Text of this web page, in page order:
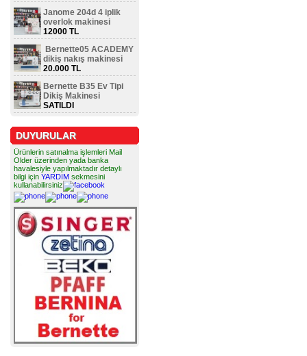
Janome 204d 4 iplik
overlok makinesi
12000 TL
Bernette05 ACADEMY
dikiş nakış makinesi
20.000 TL
Bernette B35 Ev Tipi
Dikiş Makinesi
SATILDI
DUYURULAR
Ürünlerin satınalma işlemleri Mail
Older üzerinden yada banka
havalesiyle yapılmaktadır detaylı
bilgi için YARDIM sekmesini
kullanabilirsiniz